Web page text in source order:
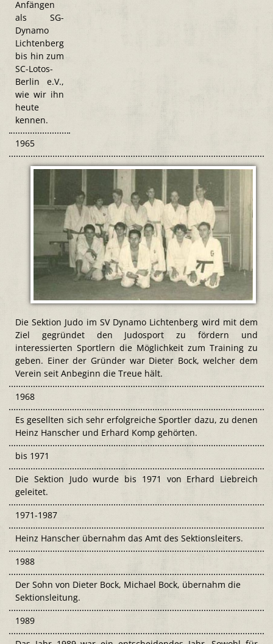
Anfängen
als SG-
Dynamo
Lichtenberg
bis hin zum
SC-Lotos-
Berlin e.V.,
wie wir ihn
heute
kennen.
1965
Die Sektion Judo im SV Dynamo Lichtenberg wird mit dem
Ziel gegründet den Judosport zu fördern und
interessierten Sportlern die Möglichkeit zum Training zu
geben. Einer der Gründer war Dieter Bock, welcher dem
Verein seit Anbeginn die Treue hält.
1968
Es gesellten sich sehr erfolgreiche Sportler dazu, zu denen
Heinz Hanscher und Erhard Komp gehörten.
bis 1971
Die Sektion Judo wurde bis 1971 von Erhard Liebreich
geleitet.
1971-1987
Heinz Hanscher übernahm das Amt des Sektionsleiters.
1988
Der Sohn von Dieter Bock, Michael Bock, übernahm die
Sektionsleitung.
1989